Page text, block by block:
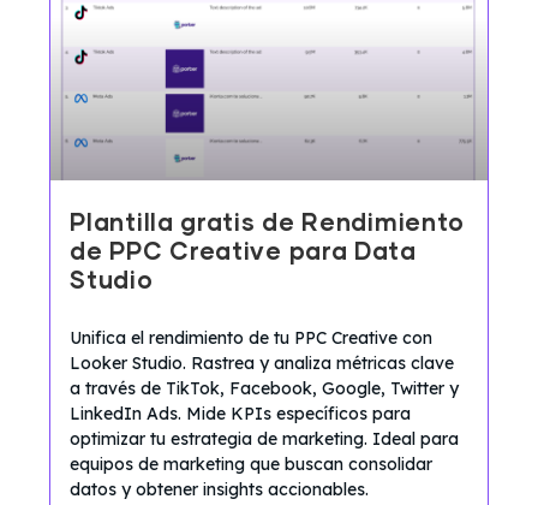
Plantilla gratis de Rendimiento
de PPC Creative para Data
Studio
Unifica el rendimiento de tu PPC Creative con
Looker Studio. Rastrea y analiza métricas clave
a través de TikTok, Facebook, Google, Twitter y
LinkedIn Ads. Mide KPIs específicos para
optimizar tu estrategia de marketing. Ideal para
equipos de marketing que buscan consolidar
datos y obtener insights accionables.